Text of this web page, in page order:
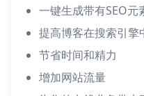
一键生成带有SEO元
提高博客在搜索引擎
节省时间和精力
增加网站流量